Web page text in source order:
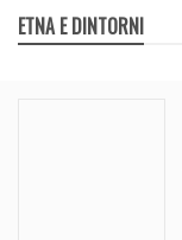
ETNA E DINTORNI